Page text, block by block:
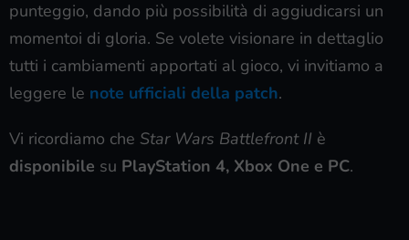
punteggio, dando più possibilità di aggiudicarsi un
momentoi di gloria. Se volete visionare in dettaglio
tutti i cambiamenti apportati al gioco, vi invitiamo a
leggere le note ufficiali della patch.
Vi ricordiamo che Star Wars Battlefront II è
disponibile su PlayStation 4, Xbox One e PC.